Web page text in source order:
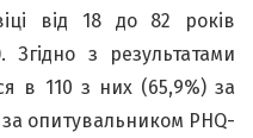
від 18 до 82 років
Згідно з результатами
в 110 з них (65,9%) за
опитувальником PHQ-